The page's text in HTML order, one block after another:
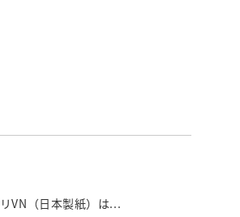
VN（日本製紙）は...